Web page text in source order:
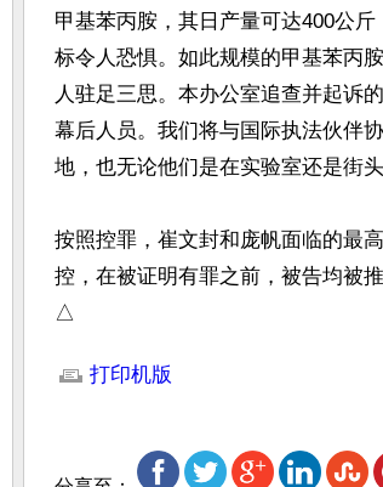
甲基苯丙胺，其日产量可达400公
标令人恐惧。如此规模的甲基苯丙
人驻足三思。本办公室追查并起诉
幕后人员。我们将与国际执法伙伴
地，也无论他们是在实验室还是街
按照控罪，崔文封和庞帆面临的最
控，在被证明有罪之前，被告均被推
△
打印机版